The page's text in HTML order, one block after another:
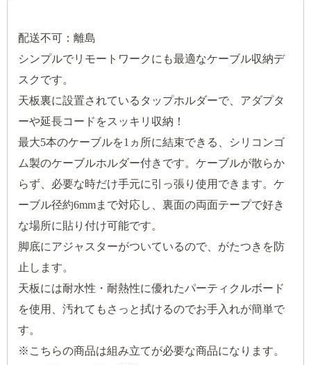
配送不可：離島
シンプルでリモートワークにも最適なケーブル収納デ
スクです。
天板裏に設置されているタップホルダーで、アダプタ
ーや延長コードをスッキリ収納！
最大5本のケーブルを1ヵ所に結束できる、シリコンゴ
ム製のケーブルホルダー付きです。ケーブルが散らか
らず、必要な時だけ手元に引っ張り使用できます。ケ
ーブル径約6mmまで対応し、裏面の両面テープで好き
な場所に貼り付け可能です。
脚底にアジャスターがついているので、がたつきを防
止します。
天板には耐水性・耐熱性に優れたパーティクルボード
を使用、汚れてもさっと拭けるのでお手入れが簡単で
す。
※こちらの商品は組み立てが必要な商品になります。